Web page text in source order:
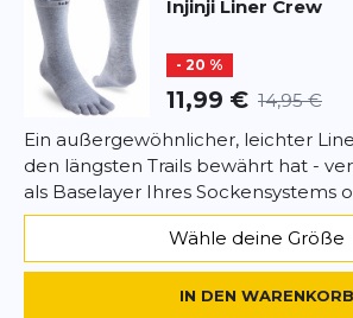
Liner Crew
Deine Bewertung:
Produktbewertung
Vorname
Vorname
Injinji Liner Crew
- 20 %
11,99 € 14,95 €
Ein außergewöhnlicher, leichter
den längsten Trails bewährt hat -
als Baselayer Ihres Sockensystems
Wähle deine Größe
IN DEN WARENKORB